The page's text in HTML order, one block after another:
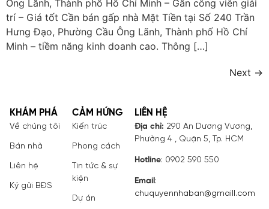
Ông Lãnh, Thành phố Hồ Chí Minh – Gần công viên giải
trí – Giá tốt Cần bán gấp nhà Mặt Tiền tại Số 240 Trần
Hưng Đạo, Phường Cầu Ông Lãnh, Thành phố Hồ Chí
Minh – tiềm năng kinh doanh cao. Thông […]
Next →
KHÁM PHÁ
Về chúng tôi
Bán nhà
Liên hệ
Ký gửi BĐS
CẢM HỨNG
Kiến trúc
Phong cách
Tin tức & sự
kiện
Dự án
LIÊN HỆ
Địa chỉ: 290 An Dương Vương,
Phường 4 , Quận 5, Tp. HCM
Hotline: 0902 590 550
Email:
chuquyennhaban@gmaill.com